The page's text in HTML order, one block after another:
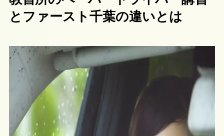
とファースト千葉の違いとは